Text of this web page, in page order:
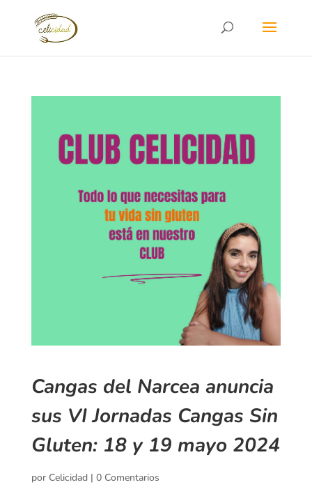
Cangas del Narcea anuncia
sus VI Jornadas Cangas Sin
Gluten: 18 y 19 mayo 2024
por Celicidad| 0 Comentarios